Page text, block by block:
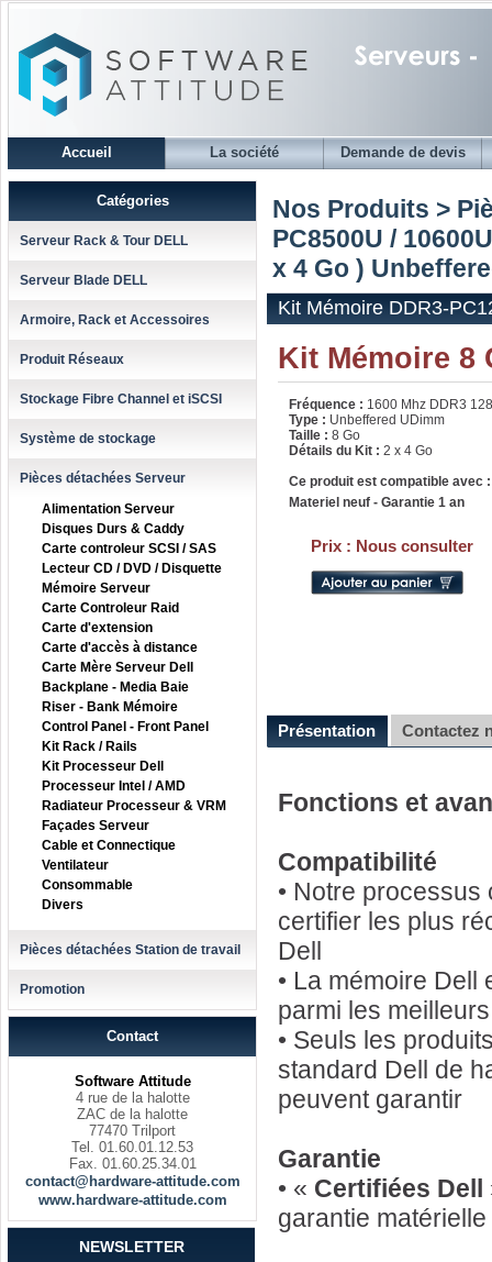
Accueil La société Demande de devis
Catégories
Serveur Rack & Tour DELL
Serveur Blade DELL
Armoire, Rack et Accessoires
Produit Réseaux
Stockage Fibre Channel et iSCSI
Système de stockage
Pièces détachées Serveur
Alimentation Serveur
Disques Durs & Caddy
Carte controleur SCSI / SAS
Lecteur CD / DVD / Disquette
Mémoire Serveur
Carte Controleur Raid
Carte d'extension
Carte d'accès à distance
Carte Mère Serveur Dell
Backplane - Media Baie
Riser - Bank Mémoire
Control Panel - Front Panel
Kit Rack / Rails
Kit Processeur Dell
Processeur Intel / AMD
Radiateur Processeur & VRM
Façades Serveur
Cable et Connectique
Ventilateur
Consommable
Divers
Pièces détachées Station de travail
Promotion
Contact
Software Attitude
4 rue de la halotte
ZAC de la halotte
77470 Trilport
Tel. 01.60.01.12.53
Fax. 01.60.25.34.01
contact@hardware-attitude.com
www.hardware-attitude.com
NEWSLETTER
Nos Produits >
PC8500U /
x 4 Go )
Kit Mémoire DDR3-
Kit Mémoire 8
Fréquence : 1600 Mhz DDR3
Type : Unbeffered UDimm
Taille : 8 Go
Détails du Kit : 2 x 4 Go
Ce produit est compatible avec :
Materiel neuf - Garantie 1 an
Prix : Nous consulter
Présentation Contactez
Fonctions et
Compatibilité
• Notre
certifier les plus
Dell
• La mémoire
parmi les
• Seuls les
standard Dell de
peuvent garantir
Garantie
• « Certifiées Dell
garantie